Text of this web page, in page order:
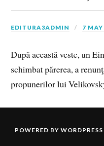
EDITURA3ADMIN 7
După această veste, un
schimbat părerea, a
propunerilor lui
POWERED BY WORDPRESS